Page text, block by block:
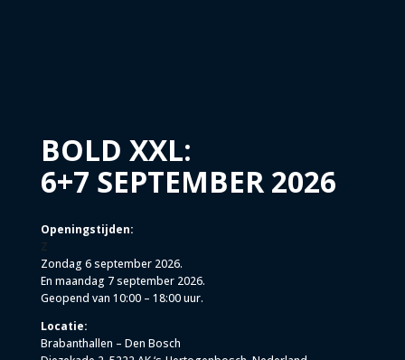
BOLD XXL:
6+7 SEPTEMBER 2026
Openingstijden:
Z
Zondag 6 september 2026.
En maandag 7 september 2026.
Geopend van 10:00 – 18:00 uur.
Locatie:
Brabanthallen – Den Bosch